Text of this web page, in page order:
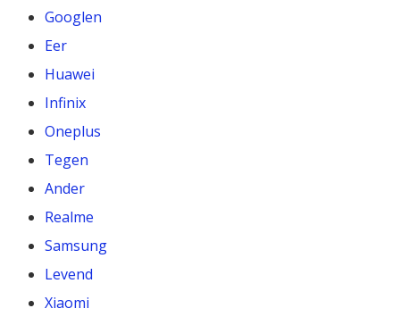
Googlen
Eer
Huawei
Infinix
Oneplus
Tegen
Ander
Realme
Samsung
Levend
Xiaomi